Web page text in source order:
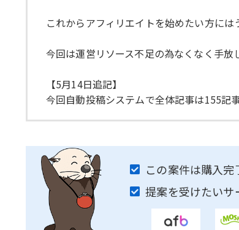
これからアフィリエイトを始めたい方には
今回は運営リソース不足の為なくなく手放
【5月14日追記】
今回自動投稿システムで全体記事は155記
この案件は購入完
提案を受けたいサ